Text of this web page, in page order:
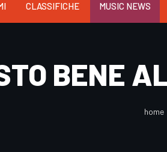
CLASSIFICHE MUSIC NEWS
BENE
home